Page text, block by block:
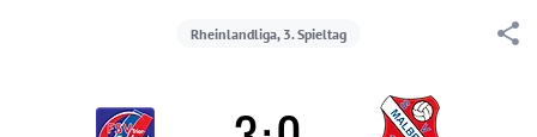
Rheinlandliga, 3. Spieltag